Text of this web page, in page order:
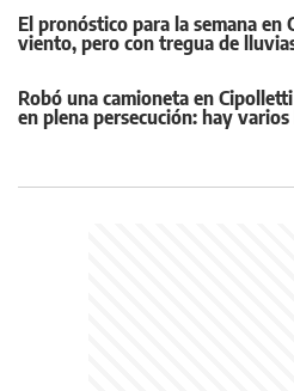
El pronóstico para la semana
viento, pero con tregua de
Robó una camioneta en
en plena persecución: hay